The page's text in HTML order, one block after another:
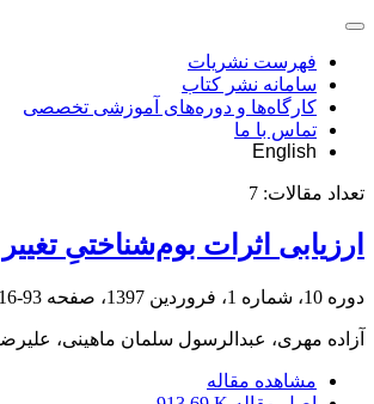
فهرست نشریات
سامانه نشر کتاب
کارگاه‌ها و دوره‌های آموزشی تخصصی
تماس با ما
English
تعداد مقالات: 7
ارزیابی اثرات بوم‌‌شناختیِ
دوره 10، شماره 1، فروردین 1397، صفحه 93-116
آزاده مهری، عبدالرسول سلمان ماهینی،
مشاهده مقاله